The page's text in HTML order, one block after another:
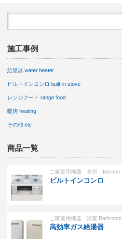
施工事例
給湯器 water heater
ビルトインコンロ built-in stove
レンジフード range food
暖房 heating
その他 etc
商品一覧
ご家庭用機器 台所 Kitchen
ビルトインコンロ
ご家庭用機器 浴室 Bathroom
高効率ガス給湯器